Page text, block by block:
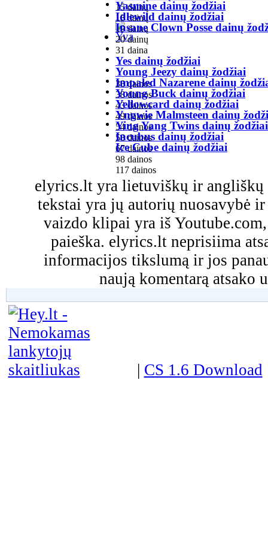
15 dainų
18 dainų
Yasmine dainų žodžiai
19 dainų
Idlewild dainų žodžiai
20 dainų
Insane Clown Posse dainų
31 daina
Yes dainų žodžiai
38 dainos
Young Jeezy dainų žodžiai
38 dainos
Impaled Nazarene dainų
43 dainos
Young Buck dainų žodžiai
49 dainos
Yellowcard dainų žodžiai
54 dainos
Yngwie Malmsteen dainų
58 dainos
Ying Yang Twins dainų žodžiai
67 dainos
Incubus dainų žodžiai
98 dainos
Ice Cube dainų žodžiai
117 dainos
elyrics.lt yra lietuviškų ir angliškų
tekstai yra jų autorių nuosavybė
vaizdo klipai yra iš
paieška. elyrics.lt neprisiima
informacijos tikslumą ir jos
naują komentarą atsako
| CS 1.6 Download